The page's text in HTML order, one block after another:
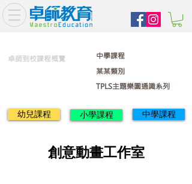
卓師到校課程概覽
某某類別
TPLS主題樂園通識系列
中學課程
幼兒課程 小學課程 中學課程
創意動畫工作室